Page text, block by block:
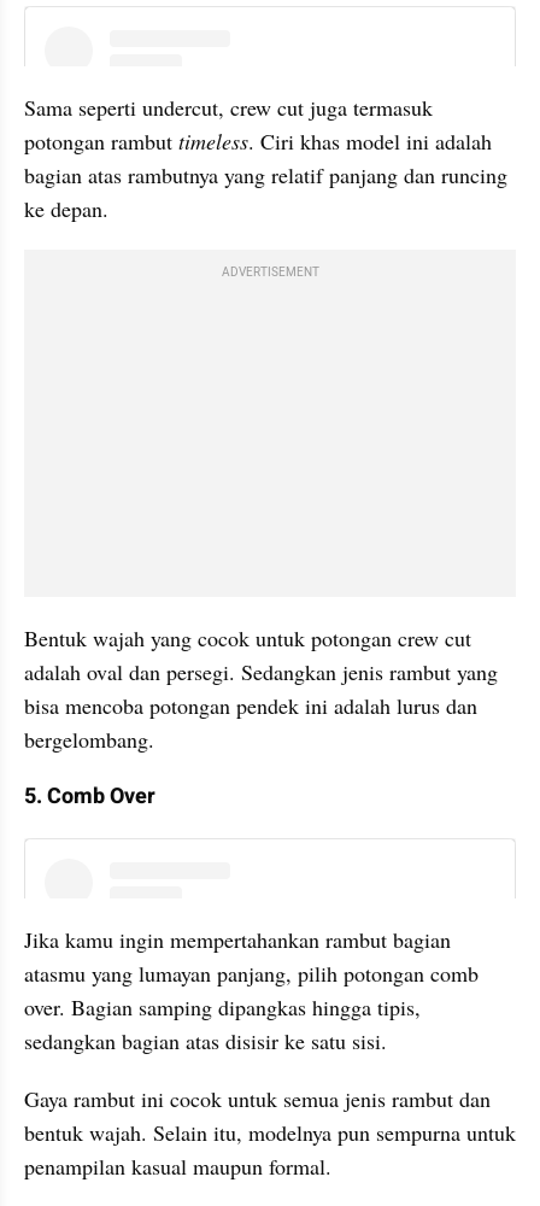
Sama seperti undercut, crew cut juga termasuk
potongan rambut timeless. Ciri khas model ini adalah
bagian atas rambutnya yang relatif panjang dan runcing
ke depan.
ADVERTISEMENT
Bentuk wajah yang cocok untuk potongan crew cut
adalah oval dan persegi. Sedangkan jenis rambut yang
bisa mencoba potongan pendek ini adalah lurus dan
bergelombang.
5. Comb Over
Jika kamu ingin mempertahankan rambut bagian
atasmu yang lumayan panjang, pilih potongan comb
over. Bagian samping dipangkas hingga tipis,
sedangkan bagian atas disisir ke satu sisi.
Gaya rambut ini cocok untuk semua jenis rambut dan
bentuk wajah. Selain itu, modelnya pun sempurna untuk
penampilan kasual maupun formal.